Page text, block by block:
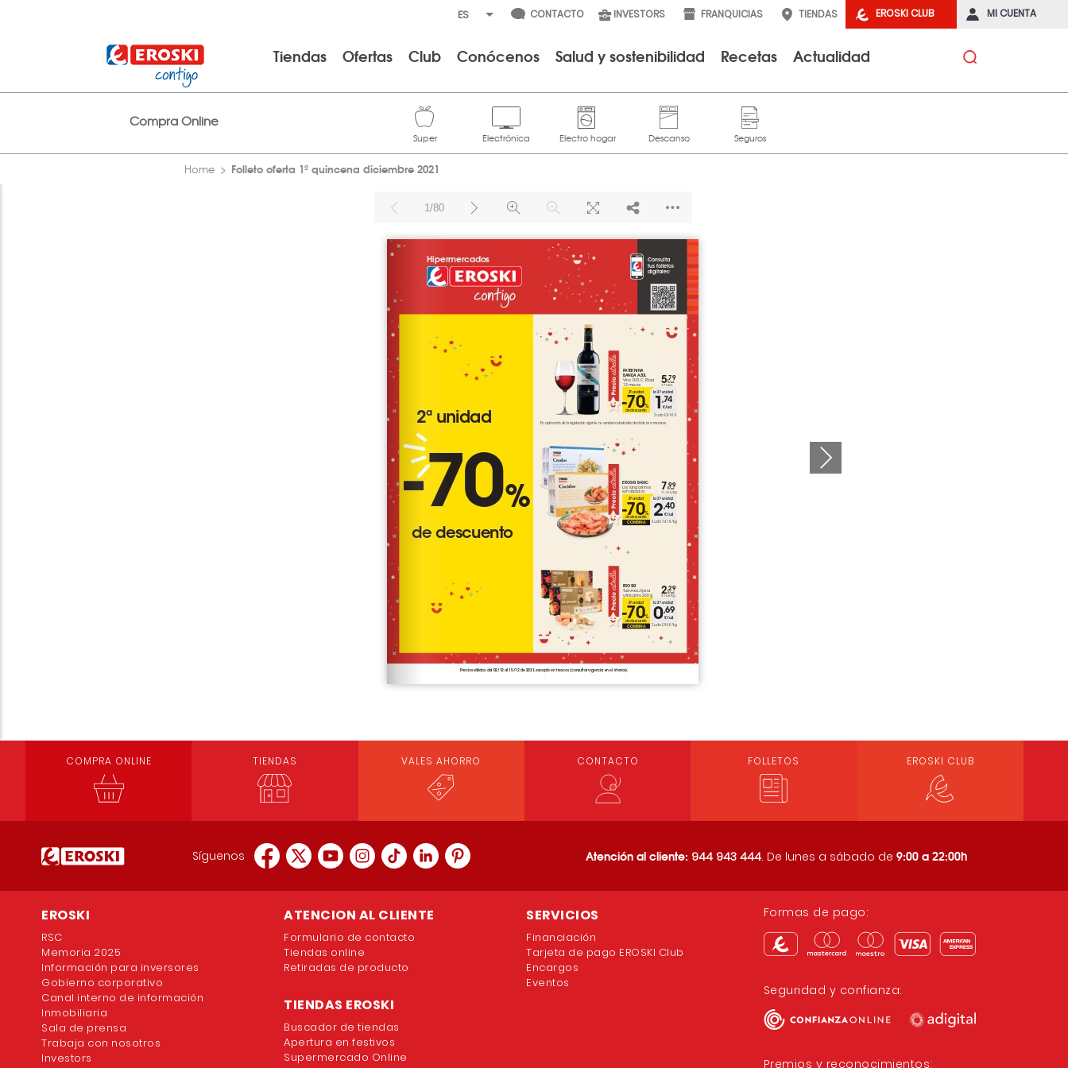
EROSKI CLUB MI CUENTA
CONTACTO INVESTORS FRANQUICIAS TIENDAS
Tiendas Ofertas Club Conócenos Salud y sostenibilidad Recetas Actualidad
Compra Online
Home Folleto oferta 1ª quincena diciembre 2021
Loading PDF 100% ...
1/80
COMPRA ONLINE TIENDAS VALES AHORRO CONTACTO FOLLETOS EROSKI CLUB
Síguenos Atención al cliente: 944 943 444. De lunes a sábado de 9:00 a 22:00h
EROSKI
RSC
Memoria 2025
Información para inversores
Gobierno corporativo
Canal interno de información
Inmobiliaria
Sala de prensa
Trabaja con nosotros
Investors
ATENCION AL CLIENTE
Formulario de contacto
Tiendas online
Retiradas de producto
TIENDAS EROSKI
Buscador de tiendas
Apertura en festivos
Supermercado Online
SERVICIOS
Financiación
Tarjeta de pago EROSKI Club
Encargos
Eventos
Formas de pago:
Seguridad y confianza:
Premios y reconocimientos: